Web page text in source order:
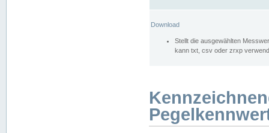
Download
Stellt die ausgewählten
kann txt, csv oder zrxp